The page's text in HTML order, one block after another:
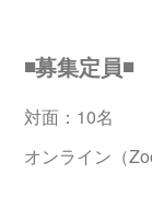
◾️募集定員◾️
対面：10名
オンライン（